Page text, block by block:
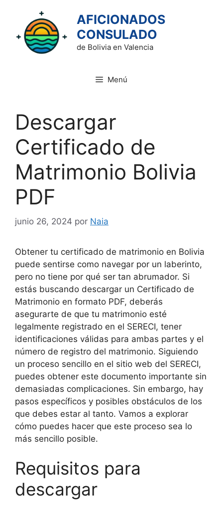
contenido
AFICIONADOS
CONSULADO
de Bolivia en Valencia
Menú
Descargar
Certificado de
Matrimonio Bolivia
PDF
junio 26, 2024 por Naia
Obtener tu certificado de matrimonio en Bolivia
puede sentirse como navegar por un laberinto,
pero no tiene por qué ser tan abrumador. Si
estás buscando descargar un Certificado de
Matrimonio en formato PDF, deberás
asegurarte de que tu matrimonio esté
legalmente registrado en el SERECI, tener
identificaciones válidas para ambas partes y el
número de registro del matrimonio. Siguiendo
un proceso sencillo en el sitio web del SERECI,
puedes obtener este documento importante sin
demasiadas complicaciones. Sin embargo, hay
pasos específicos y posibles obstáculos de los
que debes estar al tanto. Vamos a explorar
cómo puedes hacer que este proceso sea lo
más sencillo posible.
Requisitos para
descargar